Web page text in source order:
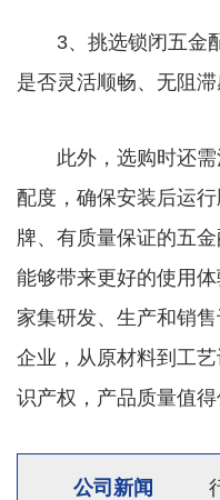
3、挑选锁闭五金配
是否灵活顺畅、无阻滞
此外，选购时还需
配度，确保安装后运
牌、有质量保证的五
能够带来更好的使用
家集研发、生产和销
企业，从原材料到工
识产权，产品质量值得
公司新闻